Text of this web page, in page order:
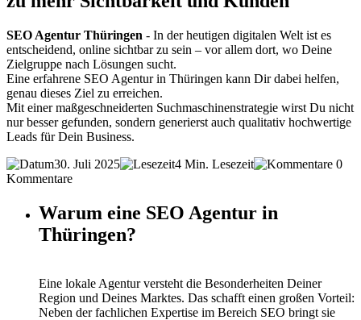
SEO Agentur Thüringen - In der heutigen digitalen Welt ist es
entscheidend, online sichtbar zu sein – vor allem dort, wo Deine
Zielgruppe nach Lösungen sucht.
Eine erfahrene SEO Agentur in Thüringen kann Dir dabei helfen,
genau dieses Ziel zu erreichen.
Mit einer maßgeschneiderten Suchmaschinenstrategie wirst Du nicht
nur besser gefunden, sondern generierst auch qualitativ hochwertige
Leads für Dein Business.
30. Juli 2025
4 Min. Lesezeit
0
Kommentare
Warum eine SEO Agentur in
Thüringen?
Eine lokale Agentur versteht die Besonderheiten Deiner
Region und Deines Marktes. Das schafft einen großen Vorteil:
Neben der fachlichen Expertise im Bereich SEO bringt sie